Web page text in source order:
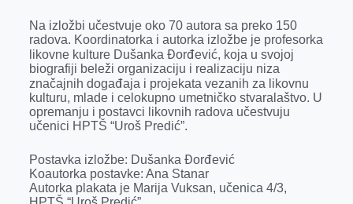
Na izložbi učestvuje oko 70 autora sa preko 150
radova. Koordinatorka i autorka izložbe je profesorka
likovne kulture Dušanka Đorđević, koja u svojoj
biografiji beleži organizaciju i realizaciju niza
značajnih događaja i projekata vezanih za likovnu
kulturu, mlade i celokupno umetničko stvaralaštvo. U
opremanju i postavci likovnih radova učestvuju
učenici HPTŠ “Uroš Predić”.
Postavka izložbe: Dušanka Đorđević
Koautorka postavke: Ana Stanar
Autorka plakata je Marija Vuksan, učenica 4/3,